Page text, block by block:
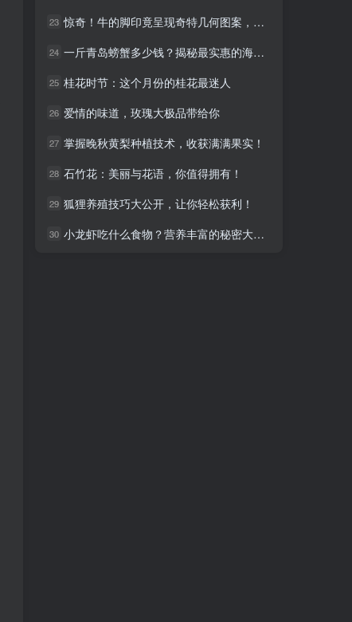
23 惊奇！牛的脚印竟呈现奇特几何图案，大自然的神奇艺术
24 一斤青岛螃蟹多少钱？揭秘最实惠的海鲜大餐！
25 桂花时节：这个月份的桂花最迷人
26 爱情的味道，玫瑰大极品带给你
27 掌握晚秋黄梨种植技术，收获满满果实！
28 石竹花：美丽与花语，你值得拥有！
29 狐狸养殖技巧大公开，让你轻松获利！
30 小龙虾吃什么食物？营养丰富的秘密大揭秘！
23 惊奇！牛的脚印竟呈现奇特几何图案，大自然的神奇艺术
24 一斤青岛螃蟹多少钱？揭秘最实惠的海鲜大餐！
25 桂花时节：这个月份的桂花最迷人
26 爱情的味道，玫瑰大极品带给你
27 掌握晚秋黄梨种植技术，收获满满果实！
28 石竹花：美丽与花语，你值得拥有！
29 狐狸养殖技巧大公开，让你轻松获利！
30 小龙虾吃什么食物？营养丰富的秘密大揭秘！